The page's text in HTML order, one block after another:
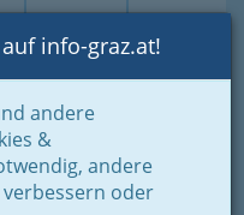
Login Toggle
info-graz.at!
andere
&
andere
oder
/13, 8052 Graz